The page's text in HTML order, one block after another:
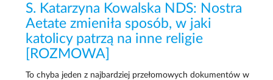
S. Katarzyna Kowalska NDS: Nostra
Aetate zmieniła sposób, w jaki
katolicy patrzą na inne religie
[ROZMOWA]
To chyba jeden z najbardziej przełomowych dokumentów w